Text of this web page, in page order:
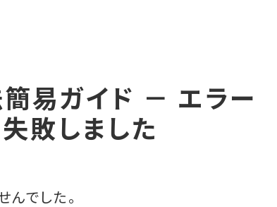
易ガイド － エラー
敗しました
でした。